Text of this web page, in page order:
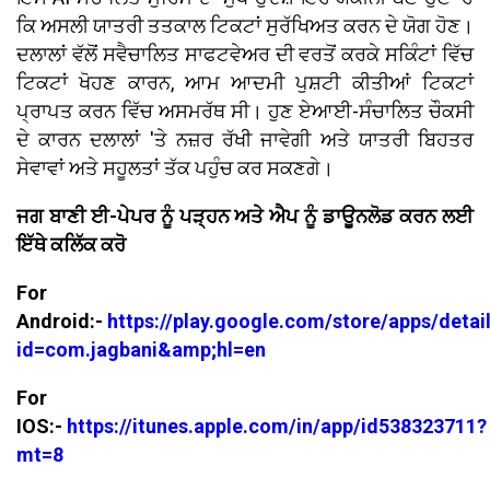
ਕਿ ਅਸਲੀ ਯਾਤਰੀ ਤਤਕਾਲ ਟਿਕਟਾਂ ਸੁਰੱਖਿਅਤ ਕਰਨ ਦੇ ਯੋਗ ਹੋਣ।
ਦਲਾਲਾਂ ਵੱਲੋਂ ਸਵੈਚਾਲਿਤ ਸਾਫਟਵੇਅਰ ਦੀ ਵਰਤੋਂ ਕਰਕੇ ਸਕਿੰਟਾਂ ਵਿੱਚ
ਟਿਕਟਾਂ ਖੋਹਣ ਕਾਰਨ, ਆਮ ਆਦਮੀ ਪੁਸ਼ਟੀ ਕੀਤੀਆਂ ਟਿਕਟਾਂ
ਪ੍ਰਾਪਤ ਕਰਨ ਵਿੱਚ ਅਸਮਰੱਥ ਸੀ। ਹੁਣ ਏਆਈ-ਸੰਚਾਲਿਤ ਚੌਕਸੀ
ਦੇ ਕਾਰਨ ਦਲਾਲਾਂ 'ਤੇ ਨਜ਼ਰ ਰੱਖੀ ਜਾਵੇਗੀ ਅਤੇ ਯਾਤਰੀ ਬਿਹਤਰ
ਸੇਵਾਵਾਂ ਅਤੇ ਸਹੂਲਤਾਂ ਤੱਕ ਪਹੁੰਚ ਕਰ ਸਕਣਗੇ।
ਜਗ ਬਾਣੀ ਈ-ਪੇਪਰ ਨੂੰ ਪੜ੍ਹਨ ਅਤੇ ਐਪ ਨੂੰ ਡਾਊਨਲੋਡ ਕਰਨ ਲਈ
ਇੱਥੇ ਕਲਿੱਕ ਕਰੋ
For
Android:- https://play.google.com/store/apps/
id=com.jagbani&amp;hl=en
For
IOS:- https://itunes.apple.com/in/app/id538323711?
mt=8